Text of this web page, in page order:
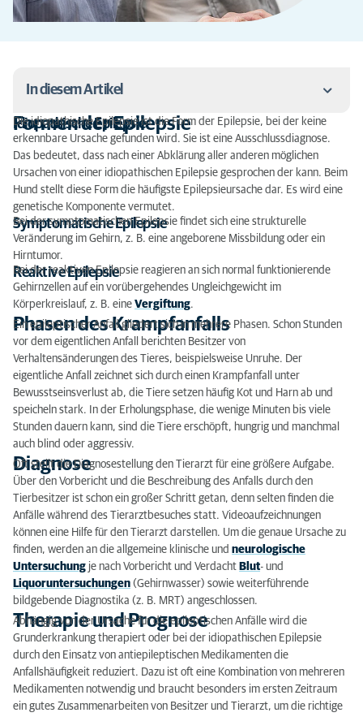
In diesem Artikel
Formen der Epilepsie
Phasen des Krampfanfalls
Diagnose
Therapie und Prognose
Formen der Epilepsie
Idiopathische Epilepsie
Die idiopathische Epilepsie ist die Form der Epilepsie, bei der keine
erkennbare Ursache gefunden wird. Sie ist eine Ausschlussdiagnose.
Das bedeutet, dass nach einer Abklärung aller anderen möglichen
Ursachen von einer idiopathischen Epilepsie gesprochen der kann. Beim
Hund stellt diese Form die häufigste Epilepsieursache dar. Es wird eine
genetische Komponente vermutet.
Symptomatische Epilepsie
Bei der symptomatischen Epilepsie findet sich eine strukturelle
Veränderung im Gehirn, z. B. eine angeborene Missbildung oder ein
Hirntumor.
Reaktive Epilepsie
Bei der reaktiven Epilepsie reagieren an sich normal funktionierende
Gehirnzellen auf ein vorübergehendes Ungleichgewicht im
Körperkreislauf, z. B. eine Vergiftung.
Phasen des Krampfanfalls
Ein epileptischer Anfall gliedert sich in mehrere Phasen. Schon Stunden
vor dem eigentlichen Anfall berichten Besitzer von
Verhaltensänderungen des Tieres, beispielsweise Unruhe. Der
eigentliche Anfall zeichnet sich durch einen Krampfanfall unter
Bewusstseinsverlust ab, die Tiere setzen häufig Kot und Harn ab und
speicheln stark. In der Erholungsphase, die wenige Minuten bis viele
Stunden dauern kann, sind die Tiere erschöpft, hungrig und manchmal
auch blind oder aggressiv.
Diagnose
Oft stellt die Diagnosestellung den Tierarzt für eine größere Aufgabe.
Über den Vorbericht und die Beschreibung des Anfalls durch den
Tierbesitzer ist schon ein großer Schritt getan, denn selten finden die
Anfälle während des Tierarztbesuches statt. Videoaufzeichnungen
können eine Hilfe für den Tierarzt darstellen. Um die genaue Ursache zu
finden, werden an die allgemeine klinische und neurologische
Untersuchung je nach Vorbericht und Verdacht Blut- und
Liquoruntersuchungen (Gehirnwasser) sowie weiterführende
bildgebende Diagnostika (z. B. MRT) angeschlossen.
Therapie und Prognose
Abhängig von der Ursache für die epileptischen Anfälle wird die
Grunderkrankung therapiert oder bei der idiopathischen Epilepsie
durch den Einsatz von antiepileptischen Medikamenten die
Anfallshäufigkeit reduziert. Dazu ist oft eine Kombination von mehreren
Medikamenten notwendig und braucht besonders im ersten Zeitraum
ein gutes Zusammenarbeiten von Besitzer und Tierarzt, um die richtige